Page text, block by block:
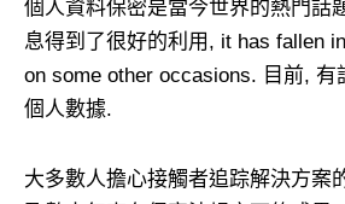
個人資料保密是當今世界的熱門話
息得到了很好的利用, it has fallen
on some other occasions. 目前, 有
個人數據.
大多數人擔心接觸者追踪解決方案